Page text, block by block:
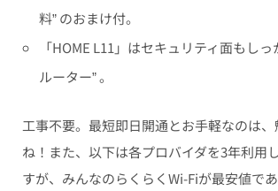
料” のおまけ付。
「HOME L11」はセキュリティ面もし
ルーター” 。
工事不要。最短即日開通とお手軽なのは、
ね！また、以下は各プロバイダを3年利用
すが、みんなのらくらくWi-Fiが最安値で